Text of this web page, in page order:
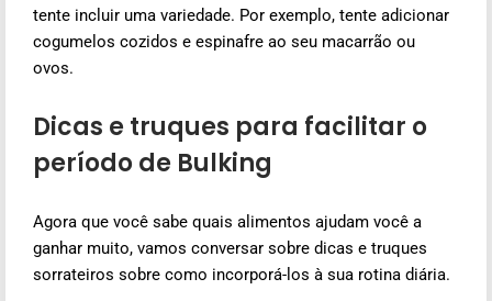
tente incluir uma variedade. Por exemplo, tente adicionar
cogumelos cozidos e espinafre ao seu macarrão ou
ovos.
Dicas e truques para facilitar o
período de Bulking
Agora que você sabe quais alimentos ajudam você a
ganhar muito, vamos conversar sobre dicas e truques
sorrateiros sobre como incorporá-los à sua rotina diária.